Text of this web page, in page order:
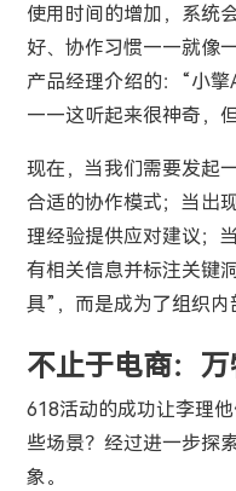
使用时间的增加，系统
好、协作习惯——就像
产品经理介绍的：“小
——这听起来很神奇，但
现在，当我们需要发起
合适的协作模式；当出
理经验提供应对建议；
有相关信息并标注关键
具”，而是成为了组织内
不止于电商：
618活动的成功让李理
些场景？经过进一步探
象。